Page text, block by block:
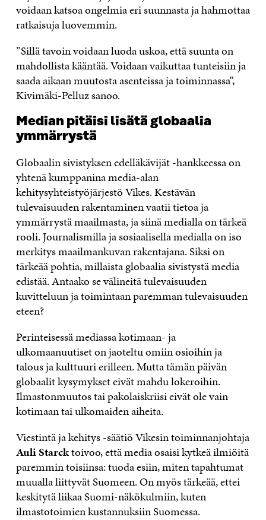
voidaan katsoa ongelmia eri suunnasta ja hahmottaa
ratkaisuja luovemmin.
”Sillä tavoin voidaan luoda uskoa, että suunta on
mahdollista kääntää. Voidaan vaikuttaa tunteisiin ja
saada aikaan muutosta asenteissa ja toiminnassa”,
Kivimäki-Pelluz sanoo.
Median pitäisi lisätä globaalia
ymmärrystä
Globaalin sivistyksen edelläkävijät -hankkeessa on
yhtenä kumppanina media-alan
kehitysyhteistyöjärjestö Vikes. Kestävän
tulevaisuuden rakentaminen vaatii tietoa ja
ymmärrystä maailmasta, ja siinä medialla on tärkeä
rooli. Journalismilla ja sosiaalisella medialla on iso
merkitys maailmankuvan rakentajana. Siksi on
tärkeää pohtia, millaista globaalia sivistystä media
edistää. Antaako se välineitä tulevaisuuden
kuvitteluun ja toimintaan paremman tulevaisuuden
eteen?
Perinteisessä mediassa kotimaan- ja
ulkomaanuutiset on jaoteltu omiin osioihin ja
talous ja kulttuuri erilleen. Mutta tämän päivän
globaalit kysymykset eivät mahdu lokeroihin.
Ilmastonmuutos tai pakolaiskriisi eivät ole vain
kotimaan tai ulkomaiden aiheita.
Viestintä ja kehitys -säätiö Vikesin toiminnanjohtaja
Auli Starcktoivoo, että media osaisi kytkeä ilmiöitä
paremmin toisiinsa: tuoda esiin, miten tapahtumat
muualla liittyvät Suomeen. On myös tärkeää, ettei
keskitytä liikaa Suomi-näkökulmiin, kuten
ilmastotoimien kustannuksiin Suomessa.